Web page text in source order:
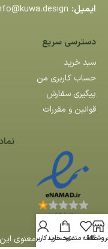
ایمیل:
دسترسی سریع
سبد خرید
حساب کاربری من
پیگیری سفارش
قوانین و مقررات
کلیه حقوق مادی و معنوی
علاقه مندیسبد خرید
حساب کاربری من